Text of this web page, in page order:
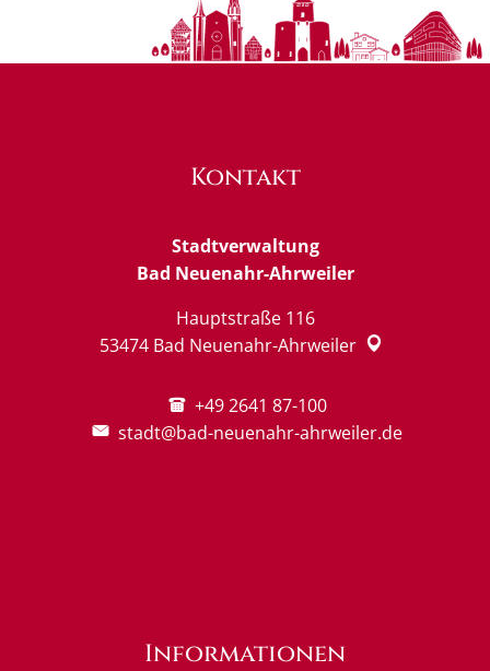
Kontakt
Stadtverwaltung
Bad Neuenahr-Ahrweiler
Hauptstraße 116
53474 Bad Neuenahr-Ahrweiler
+49 2641 87-100
stadt@bad-neuenahr-ahrweiler.de
Informationen